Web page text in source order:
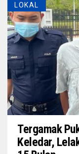
LOKAL
Tergamak
Keledar,